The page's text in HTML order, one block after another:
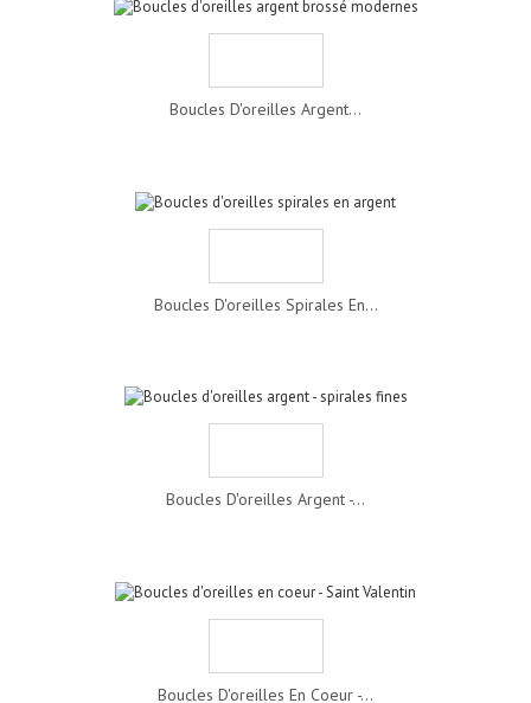
Boucles D'oreilles Argent...
Boucles D'oreilles Spirales En...
Boucles D'oreilles Argent -...
Boucles D'oreilles En Coeur -...